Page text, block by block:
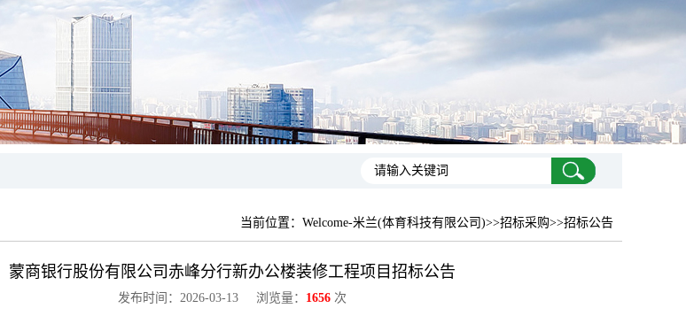
当前位置： Welcome-米兰(体育科技有限公司)>>招标采购>>招标公告
蒙商银行股份有限公司赤峰分行新办公楼装修工程项目招标公告
发布时间：2026-03-13 浏览量： 1656 次